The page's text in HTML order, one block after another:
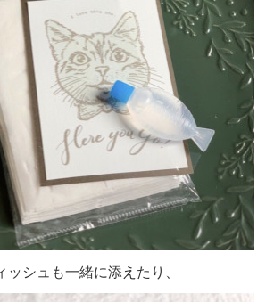
シュも一緒に添えたり、